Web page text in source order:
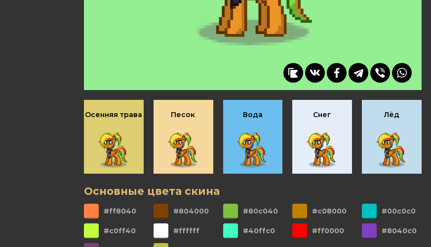
Осенняя трава Песок Вода Снег Лёд
Основные цвета скина
#ff8040 #804000 #80c040 #c08000 #00c0c0
#c0ff40 #ffffff #40ffc0 #ff0000 #8040c0